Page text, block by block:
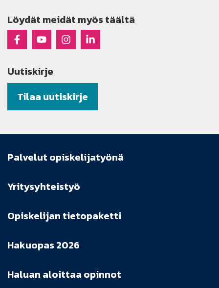
Löydät meidät myös täältä
Raseko Facebookissa
Raseko Youtubessa
Raseko Instagramissa
Raseko Linkedinissä
Uutiskirje
Tilaa uutiskirje
Haluan aloittaa opinnot
Palvelut opiskelijatyönä
Yritysyhteistyö
Opiskelijan tietopaketti
Hakuopas 2026